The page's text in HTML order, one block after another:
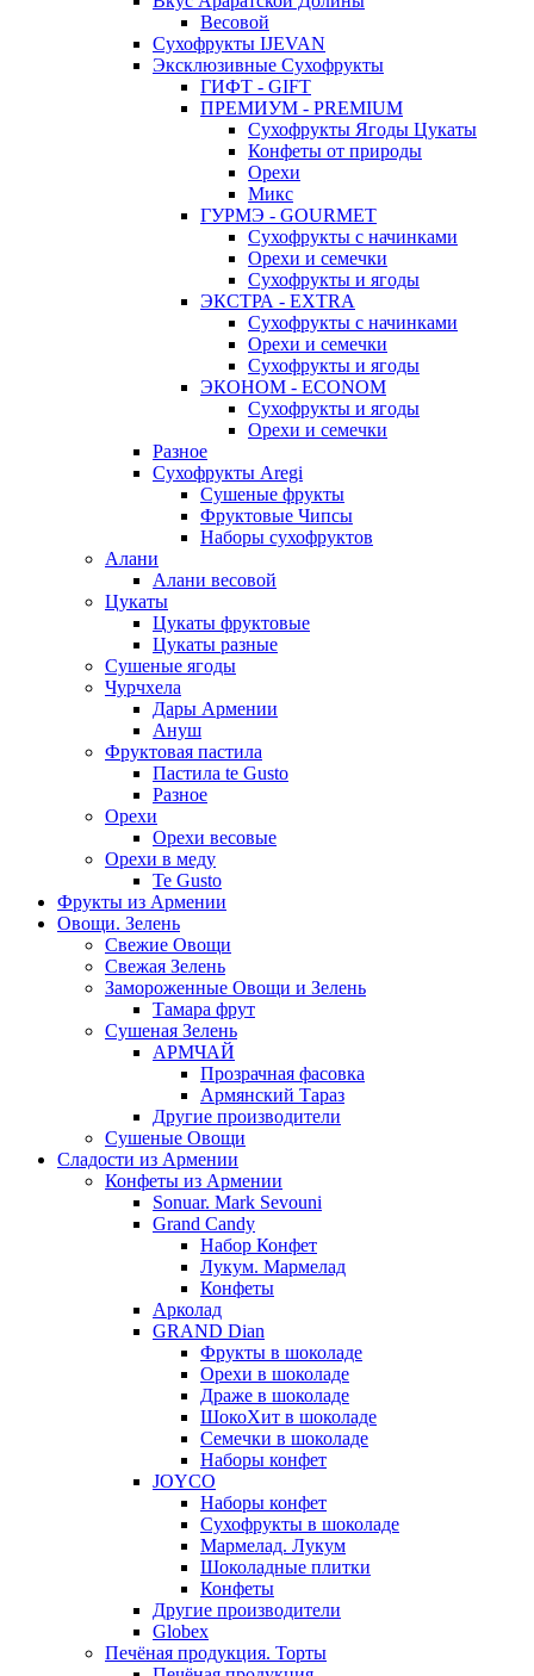
Весовой
Сухофрукты IJEVAN
Эксклюзивные Сухофрукты
ГИФТ - GIFT
ПРЕМИУМ - PREMIUM
Сухофрукты Ягоды Цукаты
Конфеты от природы
Орехи
Микс
ГУРМЭ - GOURMET
Сухофрукты с начинками
Орехи и семечки
Сухофрукты и ягоды
ЭКСТРА - EXTRA
Сухофрукты с начинками
Орехи и семечки
Сухофрукты и ягоды
ЭКОНОМ - ECONOM
Сухофрукты и ягоды
Орехи и семечки
Разное
Сухофрукты Aregi
Сушеные фрукты
Фруктовые Чипсы
Наборы сухофруктов
Алани
Алани весовой
Цукаты
Цукаты фруктовые
Цукаты разные
Сушеные ягоды
Чурчхела
Дары Армении
Ануш
Фруктовая пастила
Пастила te Gusto
Разное
Орехи
Орехи весовые
Орехи в меду
Te Gusto
Фрукты из Армении
Овощи. Зелень
Свежие Овощи
Свежая Зелень
Замороженные Овощи и Зелень
Тамара фрут
Сушеная Зелень
АРМЧАЙ
Прозрачная фасовка
Армянский Тараз
Другие производители
Сушеные Овощи
Сладости из Армении
Конфеты из Армении
Sonuar. Mark Sevouni
Grand Candy
Набор Конфет
Лукум. Мармелад
Конфеты
Арколад
GRAND Dian
Фрукты в шоколаде
Орехи в шоколаде
Драже в шоколаде
ШокоХит в шоколаде
Семечки в шоколаде
Наборы конфет
JOYCO
Наборы конфет
Сухофрукты в шоколаде
Мармелад. Лукум
Шоколадные плитки
Конфеты
Другие производители
Globex
Печёная продукция. Торты